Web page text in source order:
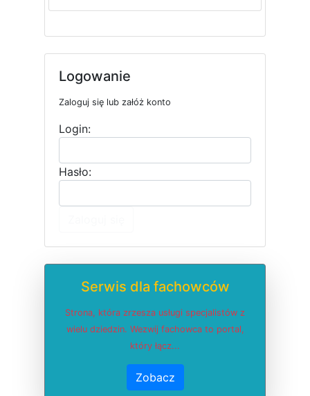
Logowanie
Zaloguj się lub załóż konto
Login:
Hasło:
Serwis dla fachowców
Strona, która zrzesza usługi specjalistów z
wielu dziedzin. Wezwij fachowca to portal,
który łącz...
Zobacz